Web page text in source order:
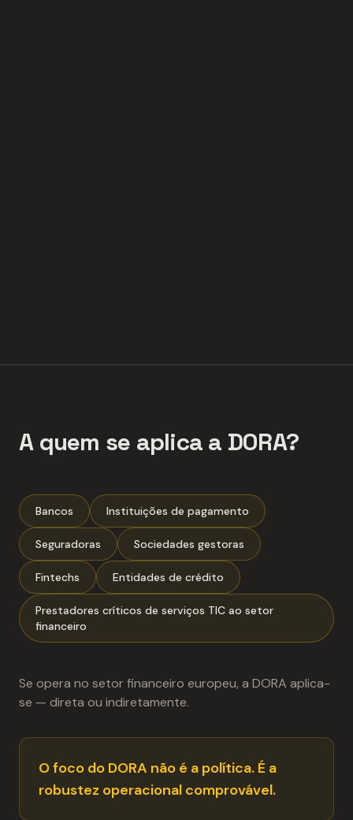
A quem se aplica a DORA?
Bancos Instituições de pagamento
Seguradoras Sociedades gestoras
Fintechs Entidades de crédito
Prestadores críticos de serviços TIC ao setor
financeiro
Se opera no setor financeiro europeu, a DORA aplica-
se — direta ou indiretamente.
O foco do DORA não é a política. É a
robustez operacional comprovável.